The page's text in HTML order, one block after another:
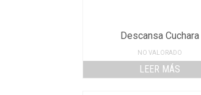
Descansa Cuchara
NO VALORADO
LEER MÁS